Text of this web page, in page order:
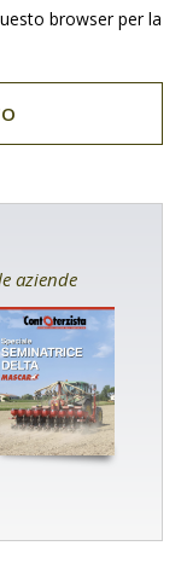
browser per la
aziende